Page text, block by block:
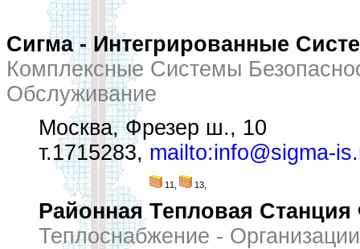
Сигма - Интегрированные
Комплексные Системы
Обслуживание
Москва, Фрезер ш., 10
т.1715283, mailto:info@sigma-
11, 13,
Районная Тепловая Станция
Теплоснабжение - Организации